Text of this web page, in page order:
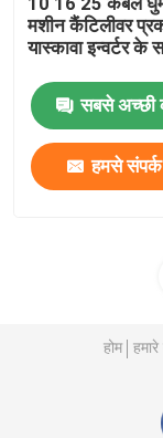
मशीन कैंटिलीवर
यास्कावा इन्वर्टर के
सबसे अच्छी
हमसे
होम हमारे